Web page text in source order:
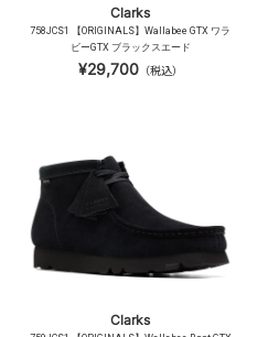
Clarks
758JCS1 【ORIGINALS】Wallabee GTX ワラ
ビーGTX ブラックスエード
¥29,700（税込）
Clarks